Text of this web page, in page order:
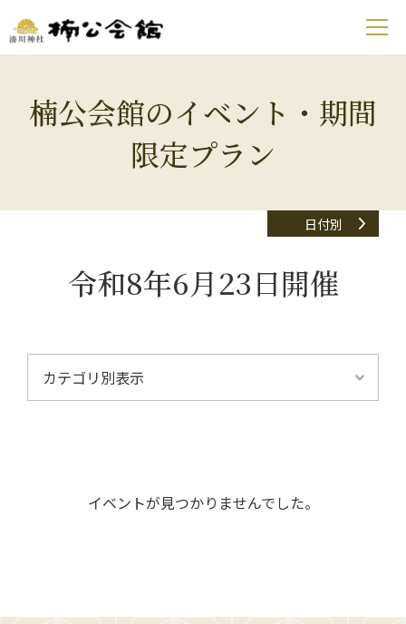
楠公会館のイベント・期間
限定プラン
日付別
令和8年6月23日開催
イベントが見つかりませんでした。